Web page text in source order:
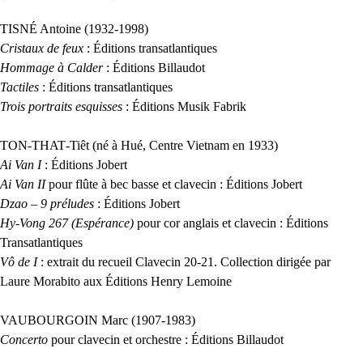
TISNÉ Antoine (1932-1998)
Cristaux de feux : Éditions transatlantiques
Hommage à Calder: Éditions Billaudot
Tactiles : Éditions transatlantiques
Trois portraits esquisses : Éditions Musik Fabrik
TON-THAT-Tiêt (né à Hué, Centre Vietnam en 1933)
Ai Van I: Éditions Jobert
Ai Van IIpour flûte à bec basse et clavecin : Éditions Jobert
Dzao – 9 préludes : Éditions Jobert
Hy-Vong 267 (Espérance) pour cor anglais et clavecin : Éditions
Transatlantiques
Vô de I: extrait du recueil Clavecin 20-21. Collection dirigée par
Laure Morabito aux Éditions Henry Lemoine
VAUBOURGOIN Marc (1907-1983)
Concerto pour clavecin et orchestre : Éditions Billaudot